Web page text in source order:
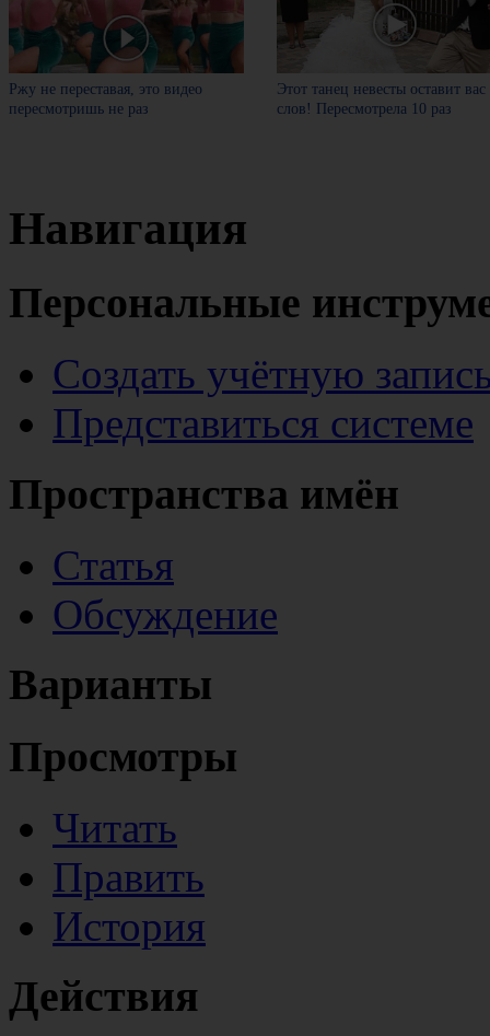
Ржу не переставая, это видео
пересмотришь не раз
Этот танец невесты оставит вас
слов! Пересмотрела 10 раз
Навигация
Персональные
Создать учётную
Представиться системе
Пространства имён
Статья
Обсуждение
Варианты
Просмотры
Читать
Править
История
Действия